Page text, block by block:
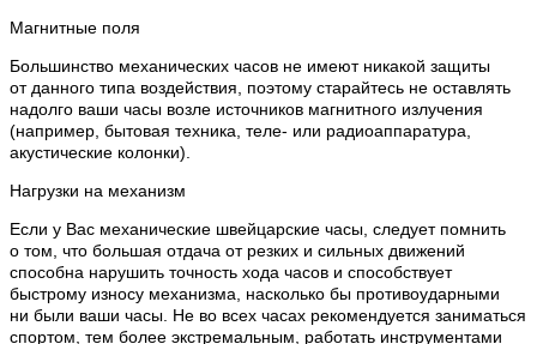
Магнитные поля
Большинство механических часов не имеют никакой защиты
от данного типа воздействия, поэтому старайтесь не оставлять
надолго ваши часы возле источников магнитного излучения
(например, бытовая техника, теле- или радиоаппаратура,
акустические колонки).
Нагрузки на механизм
Если у Вас механические швейцарские часы, следует помнить
о том, что большая отдача от резких и сильных движений
способна нарушить точность хода часов и способствует
быстрому износу механизма, насколько бы противоударными
ни были ваши часы. Не во всех часах рекомендуется заниматься
спортом, тем более экстремальным, работать инструментами